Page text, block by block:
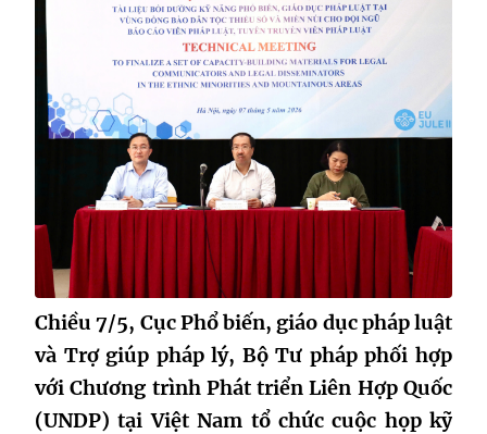
Chiều 7/5, Cục Phổ biến, giáo dục pháp luật
và Trợ giúp pháp lý, Bộ Tư pháp phối hợp
với Chương trình Phát triển Liên Hợp Quốc
(UNDP) tại Việt Nam tổ chức cuộc họp kỹ